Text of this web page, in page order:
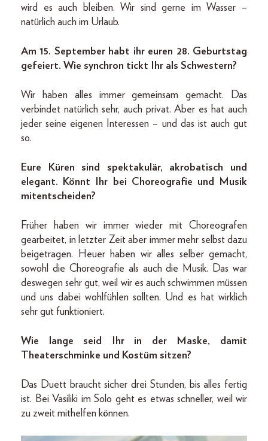
wird es auch bleiben. Wir sind gerne im Wasser –
natürlich auch im Urlaub.
Am 15. September habt ihr euren 28. Geburtstag
gefeiert. Wie synchron tickt Ihr als Schwestern?
Wir haben alles immer gemeinsam gemacht. Das
verbindet natürlich sehr, auch privat. Aber es hat auch
jeder seine eigenen Interessen – und das ist auch gut
so.
Eure Küren sind spektakulär, akrobatisch und
elegant. Könnt Ihr bei Choreografie und Musik
mitentscheiden?
Früher haben wir immer wieder mit Choreografen
gearbeitet, in letzter Zeit aber immer mehr selbst dazu
beigetragen. Heuer haben wir alles selber gemacht,
sowohl die Choreografie als auch die Musik. Das war
deswegen sehr gut, weil wir es auch schwimmen müssen
und uns dabei wohlfühlen sollten. Und es hat wirklich
sehr gut funktioniert.
Wie lange seid Ihr in der Maske, damit
Theaterschminke und Kostüm sitzen?
Das Duett braucht sicher drei Stunden, bis alles fertig
ist. Bei Vasiliki im Solo geht es etwas schneller, weil wir
zu zweit mithelfen können.